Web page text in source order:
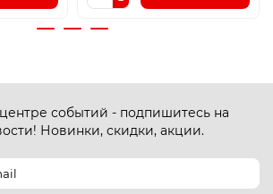
событий - подпишитесь на
Новинки, скидки, акции.